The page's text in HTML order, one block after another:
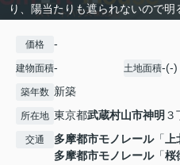
り、陽当たりも遮られないので
価格 -
建物面積- 土地面積-(-)
築年数 新築
所在地 東京都武蔵村山市神明
交通 多摩都市モノレール「上
多摩都市モノレール「桜